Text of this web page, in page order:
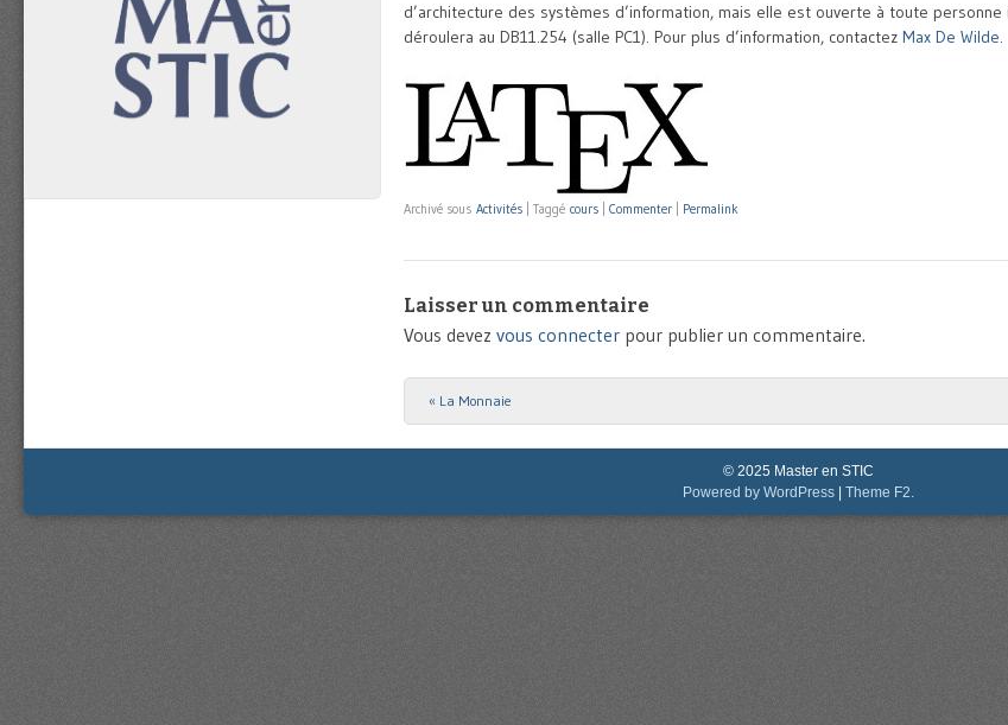
d’architecture des systèmes d’information, mais elle est ouverte à toute
déroulera au DB11.254 (salle PC1). Pour plus d’information, contactez Max De Wilde.
Archivé sous Activités Taggé cours Commenter Permalink
Laisser un commentaire
Vous devez vous connecter pour publier un commentaire.
Post navigation
« La Monnaie
© 2025 Master en STIC
Powered by WordPress | Theme F2.